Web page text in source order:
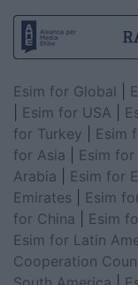
Esim for Global
Esim for USA
for Turkey
Esim
for Asia
Esim
Arabia
Esim for
Emirates
Esim
for China
Esim
Esim for Latin
Cooperation